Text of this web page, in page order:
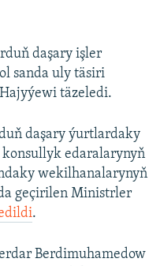
daşary işler
sanda uly täsiri
täzeledi.
daşary ýurtlardaky
edaralarynyň
wekilhanalarynyň
geçirilen Ministrler
.
Berdimuhamedow